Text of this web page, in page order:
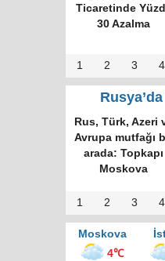
Ticaretinde
30 Azalma
1 2 3 4
Rus, Türk, Azeri
Avrupa mutfağı
arada: Topkapı
Moskova
1 2 3 4
Moskova
4℃